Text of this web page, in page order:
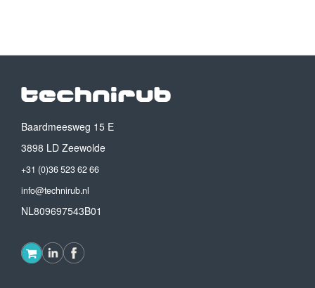
Baardmeesweg 15 E
3898 LD Zeewolde
+31 (0)36 523 62 66
info@technirub.nl
NL809697543B01